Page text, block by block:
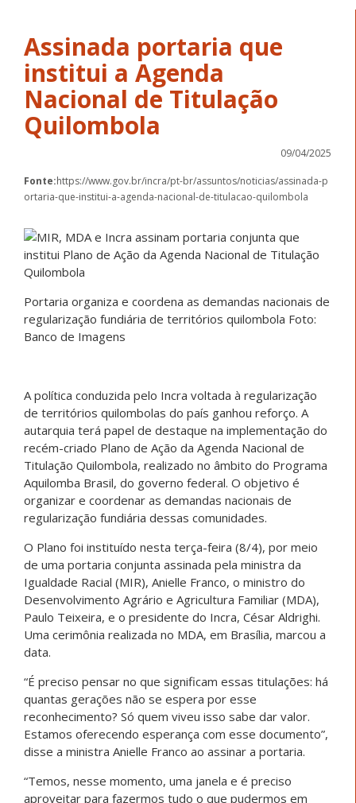
Assinada portaria que
institui a Agenda
Nacional de Titulação
Quilombola
09/04/2025
Fonte:https://www.gov.br/incra/pt-br/assuntos/noticias/assinada-p
ortaria-que-institui-a-agenda-nacional-de-titulacao-quilombola
Portaria organiza e coordena as demandas nacionais de
regularização fundiária de territórios quilombola Foto:
Banco de Imagens
A política conduzida pelo Incra voltada à regularização
de territórios quilombolas do país ganhou reforço. A
autarquia terá papel de destaque na implementação do
recém-criado Plano de Ação da Agenda Nacional de
Titulação Quilombola, realizado no âmbito do Programa
Aquilomba Brasil, do governo federal. O objetivo é
organizar e coordenar as demandas nacionais de
regularização fundiária dessas comunidades.
O Plano foi instituído nesta terça-feira (8/4), por meio
de uma portaria conjunta assinada pela ministra da
Igualdade Racial (MIR), Anielle Franco, o ministro do
Desenvolvimento Agrário e Agricultura Familiar (MDA),
Paulo Teixeira, e o presidente do Incra, César Aldrighi.
Uma cerimônia realizada no MDA, em Brasília, marcou a
data.
“É preciso pensar no que significam essas titulações: há
quantas gerações não se espera por esse
reconhecimento? Só quem viveu isso sabe dar valor.
Estamos oferecendo esperança com esse documento”,
disse a ministra Anielle Franco ao assinar a portaria.
“Temos, nesse momento, uma janela e é preciso
aproveitar para fazermos tudo o que pudermos em